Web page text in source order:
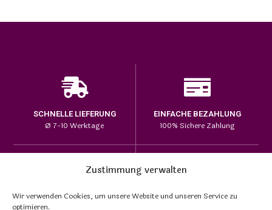
Zustimmung verwalten
Wir verwenden Cookies, um unsere Website und unseren Service zu
optimieren.
SCHNELLE LIEFERUNG
Ø 7-10 Werktage
EINFACHE BEZAHLUNG
100% Sichere Zahlung
HOHE PRODUKTQUALITÄT
Lange Haltbarkeit bei den EINZIGARTIGE DESIGNS